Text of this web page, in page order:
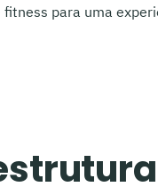
para uma